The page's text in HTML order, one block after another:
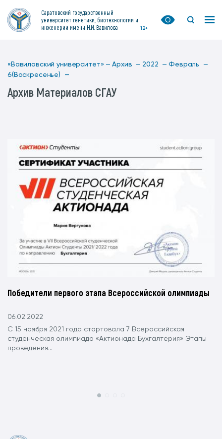
Саратовский государственный
университет генетики, биотехнологии и
инженерии имени Н.И. Вавилова
12+
«Вавиловский университет» — Архив — 2022 — Февраль —
6(Воскресенье) —
Архив Материалов СГАУ
Победители первого этапа Всероссийской олимпиады
06.02.2022
С 15 ноября 2021 года стартовала 7 Всероссийская
студенческая олимпиада «Актионада Бухгалтерия» Этапы
проведения...